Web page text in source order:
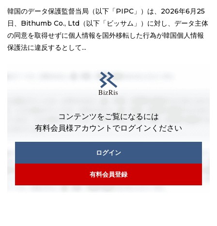
韓国のデータ保護監督当局（以下「PIPC」）は、2026年6月25
日、Bithumb Co., Ltd（以下「ビッサム」）に対し、データ主体
の同意を取得せずに個人情報を国外移転した行為が韓国個人情報
保護法に違反するとして...
コンテンツをご覧になるには
有料会員様アカウントでログインください
ログイン
有料会員登録